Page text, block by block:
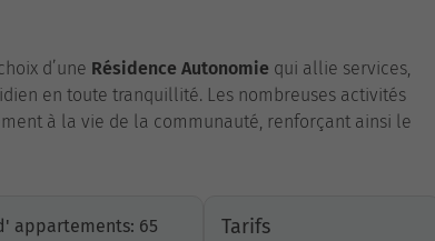
d’une Résidence Autonomie qui allie services,
en toute tranquillité. Les nombreuses activités
à la vie de la communauté, renforçant ainsi le
appartements: 65
Tarifs